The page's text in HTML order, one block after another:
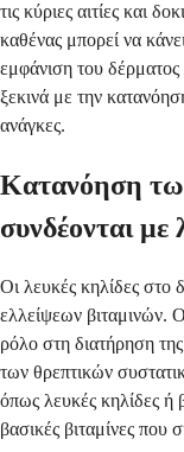
τις κύριες αιτίες και
καθένας μπορεί να
εμφάνιση του
ξεκινά με την
ανάγκες.
Κατανόηση
συνδέονται με
Οι λευκές κηλίδες στο
ελλείψεων βιταμινών.
ρόλο στη διατήρηση
των θρεπτικών
όπως λευκές κηλίδες ή
βασικές βιταμίνες που